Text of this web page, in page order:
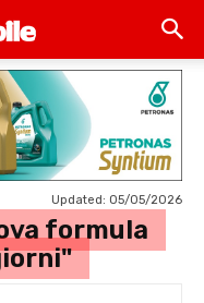
Updated: 05/05/2026
formula